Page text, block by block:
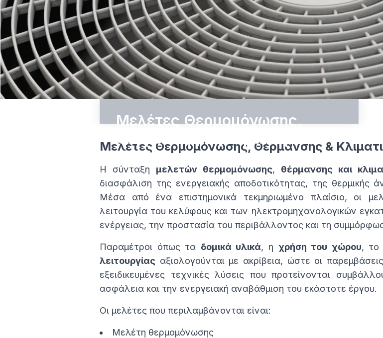
Μελέτες Θερμομόνωσης,
Θέρμανσης & Κλιματισμού
Μελέτη θερμομόνωσης
Μελέτη θέρμανσης – κλιματισμού – ζεστών
νερών χρήσης
Μελέτες Θερμομόνωσης, Θέρμανσης &
Η σύνταξη μελετών θερμομόνωσης, θέρμανσης και
διασφάλιση της ενεργειακής αποδοτικότητας, της θερμικής
Μέσα από ένα επιστημονικά τεκμηριωμένο πλαίσιο, οι
λειτουργία του κελύφους και των ηλεκτρομηχανολογικών
ενέργειας, την προστασία του περιβάλλοντος και τη
Παραμέτροι όπως τα δομικά υλικά, η χρήση του χώρου, το
λειτουργίας αξιολογούνται με ακρίβεια, ώστε οι
εξειδικευμένες τεχνικές λύσεις που προτείνονται
ασφάλεια και την ενεργειακή αναβάθμιση του εκάστοτε έργου.
Οι μελέτες που περιλαμβάνονται είναι:
Μελέτη θερμομόνωσης